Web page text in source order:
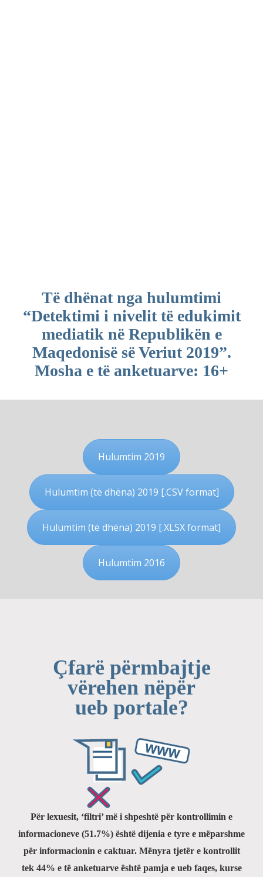
Të dhënat nga hulumtimi
“Detektimi i nivelit të edukimit
mediatik në Republikën e
Maqedonisë së Veriut 2019”.
Mosha e të anketuarve: 16+
Hulumtim 2019
Hulumtim (të dhëna) 2019 [.CSV format]
Hulumtim (të dhëna) 2019 [.XLSX format]
Hulumtim 2016
Çfarë përmbajtje
vërehen nëpër
ueb portale?
Për lexuesit, ‘filtri’ më i shpeshtë për kontrollimin e
informacioneve (51.7%) është dijenia e tyre e mëparshme
për informacionin e caktuar. Mënyra tjetër e kontrollit
tek 44% e të anketuarve është pamja e ueb faqes, kurse